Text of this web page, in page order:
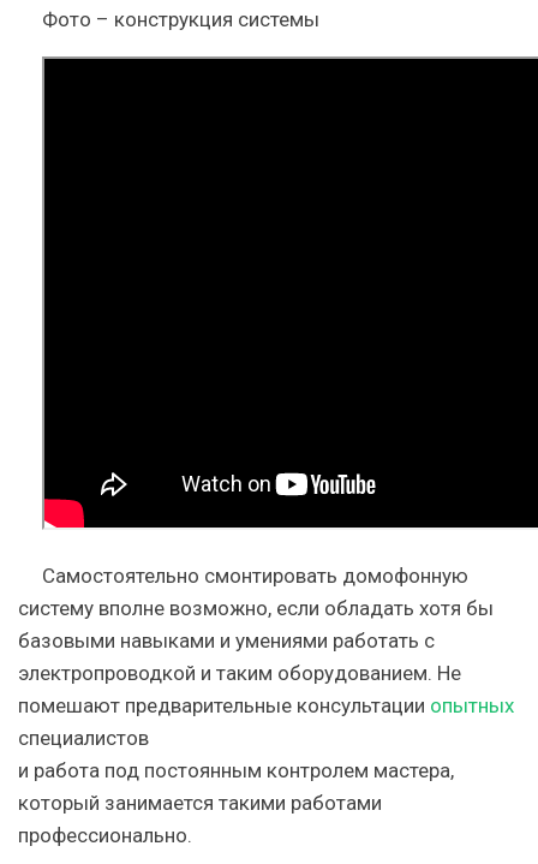
Фото – конструкция системы
Самостоятельно смонтировать домофонную
систему вполне возможно, если обладать хотя бы
базовыми навыками и умениями работать с
электропроводкой и таким оборудованием. Не
помешают предварительные консультации опытных
специалистов
и работа под постоянным контролем мастера,
который занимается такими работами
профессионально.